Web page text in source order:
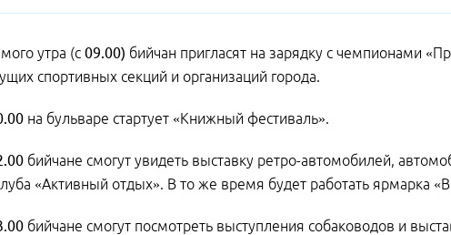
утра (с 09.00) бийчан пригласят на зарядку с чемпионами
спортивных секций и организаций города.
на бульваре стартует «Книжный фестиваль».
бийчане смогут увидеть выставку ретро-автомобилей,
«Активный отдых». В то же время будет работать ярмарка
бийчане смогут посмотреть выступления собаководов и